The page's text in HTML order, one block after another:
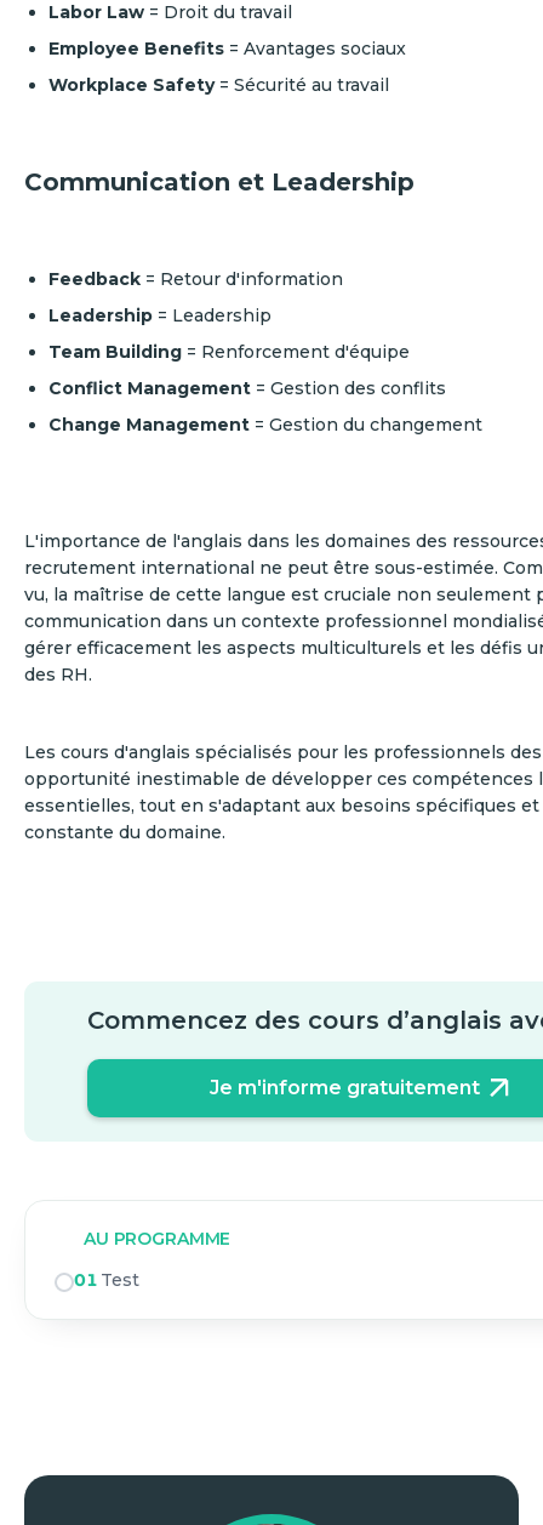
Labor Law = Droit du travail
Employee Benefits = Avantages sociaux
Workplace Safety= Sécurité au travail
Communication et Leadership
Feedback = Retour d'information
Leadership = Leadership
Team Building = Renforcement d'équipe
Conflict Management = Gestion des conflits
Change Management = Gestion du changement
L'importance de l'anglais dans les domaines des
recrutement international ne peut être sous-estimée.
vu, la maîtrise de cette langue est cruciale non seulement
communication dans un contexte professionnel
gérer efficacement les aspects multiculturels et les défis
des RH.
Les cours d'anglais spécialisés pour les professionnels
opportunité inestimable de développer ces compétences
essentielles, tout en s'adaptant aux besoins spécifiques
constante du domaine.
Commencez des cours d’anglais
Je m'informe gratuitement
AU PROGRAMME
01 Test